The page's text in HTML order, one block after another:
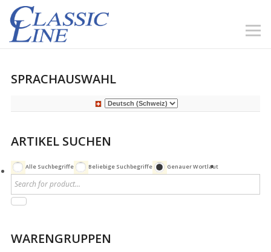
SPRACHAUSWAHL
ARTIKEL SUCHEN
Alle Suchbegriffe Beliebige Suchbegriffe Genauer Wortlaut
WARENGRUPPEN